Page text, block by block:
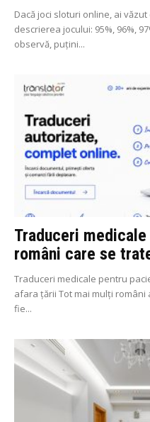
Dacă joci sloturi online, ai
descrierea jocului: 95%, 96%,
observă, puțini...
Traduceri
români care se
Traduceri medicale pentru
afara țării Tot mai mulți
fie...